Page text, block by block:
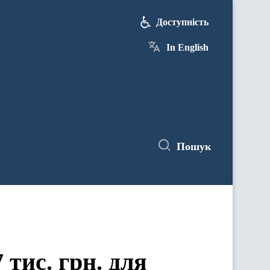
Доступність
In English
Пошук
тис. грн. для